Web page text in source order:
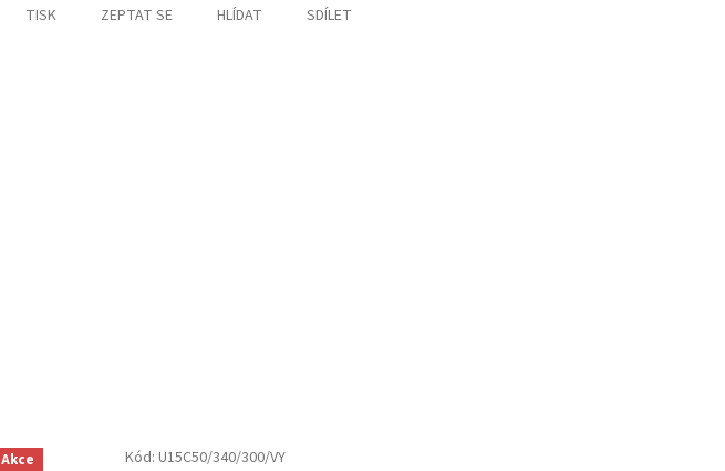
TISK ZEPTAT SE HLÍDAT SDÍLET
Akce Kód: U15C50/340/300/VY